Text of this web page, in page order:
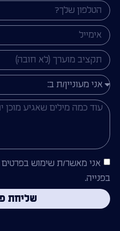
אני מאשר/ת שימוש בפרטים
בפנייה.
שליחת